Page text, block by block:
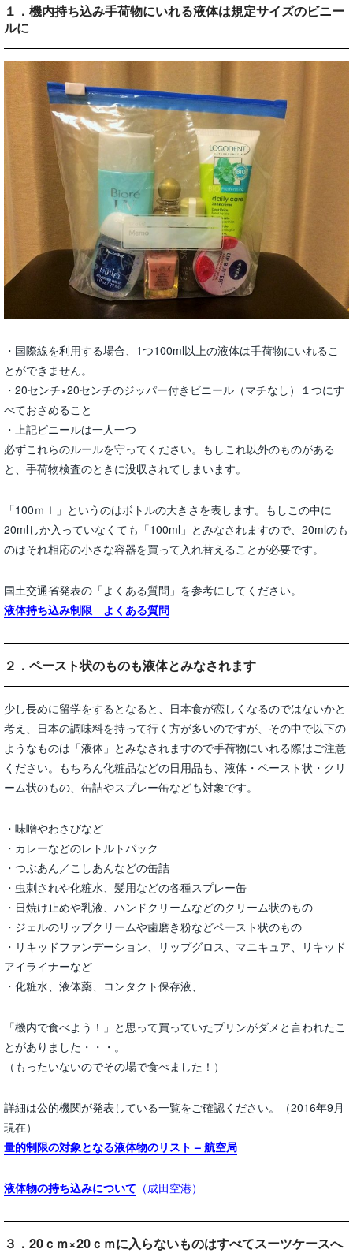
１．機内持ち込み手荷物にいれる液体は規定サイズのビニー
ルに
・国際線を利用する場合、1つ100ml以上の液体は手荷物にいれるこ
とができません。
・20センチ×20センチのジッパー付きビニール（マチなし）１つにす
べておさめること
・上記ビニールは一人一つ
必ずこれらのルールを守ってください。もしこれ以外のものがある
と、手荷物検査のときに没収されてしまいます。
「100ｍｌ」というのはボトルの大きさを表します。もしこの中に
20mlしか入っていなくても「100ml」とみなされますので、20mlのも
のはそれ相応の小さな容器を買って入れ替えることが必要です。
国土交通省発表の「よくある質問」を参考にしてください。
液体持ち込み制限 よくある質問
２．ペースト状のものも液体とみなされます
少し長めに留学をするとなると、日本食が恋しくなるのではないかと
考え、日本の調味料を持って行く方が多いのですが、その中で以下の
ようなものは「液体」とみなされますので手荷物にいれる際はご注意
ください。もちろん化粧品などの日用品も、液体・ペースト状・クリ
ーム状のもの、缶詰やスプレー缶なども対象です。
・味噌やわさびなど
・カレーなどのレトルトパック
・つぶあん／こしあんなどの缶詰
・虫刺されや化粧水、髪用などの各種スプレー缶
・日焼け止めや乳液、ハンドクリームなどのクリーム状のもの
・ジェルのリップクリームや歯磨き粉などペースト状のもの
・リキッドファンデーション、リップグロス、マニキュア、リキッド
アイライナーなど
・化粧水、液体薬、コンタクト保存液、
「機内で食べよう！」と思って買っていたプリンがダメと言われたこ
とがありました・・・。
（もったいないのでその場で食べました！）
詳細は公的機関が発表している一覧をご確認ください。（2016年9月
現在）
量的制限の対象となる液体物のリスト – 航空局
液体物の持ち込みについて （成田空港）
３．20ｃｍ×20ｃｍに入らないものはすべてスーツケースへ